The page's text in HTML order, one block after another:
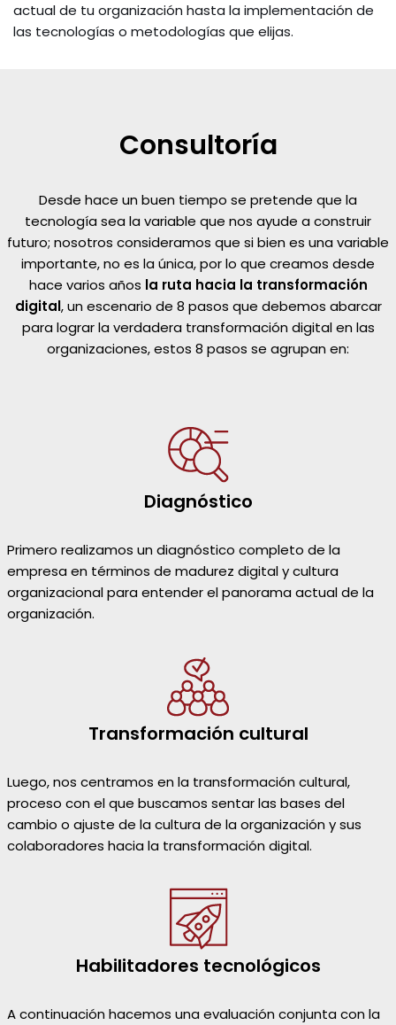
actual de tu organización hasta la implementación de
las tecnologías o metodologías que elijas.
Consultoría
Desde hace un buen tiempo se pretende que la
tecnología sea la variable que nos ayude a construir
futuro; nosotros consideramos que si bien es una variable
importante, no es la única, por lo que creamos desde
hace varios años la ruta hacia la transformación
digital, un escenario de 8 pasos que debemos abarcar
para lograr la verdadera transformación digital en las
organizaciones, estos 8 pasos se agrupan en:
Diagnóstico
Primero realizamos un diagnóstico completo de la
empresa en términos de madurez digital y cultura
organizacional para entender el panorama actual de la
organización.
Transformación cultural
Luego, nos centramos en la transformación cultural,
proceso con el que buscamos sentar las bases del
cambio o ajuste de la cultura de la organización y sus
colaboradores hacia la transformación digital.
Habilitadores tecnológicos
A continuación hacemos una evaluación conjunta con la